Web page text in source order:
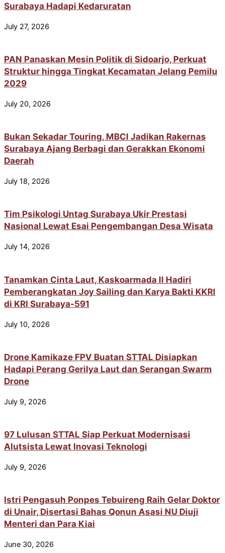
Surabaya Hadapi Kedaruratan
July 27, 2026
PAN Panaskan Mesin Politik di Sidoarjo, Perkuat
Struktur hingga Tingkat Kecamatan Jelang Pemilu
2029
July 20, 2026
Bukan Sekadar Touring, MBCI Jadikan Rakernas
Surabaya Ajang Berbagi dan Gerakkan Ekonomi
Daerah
July 18, 2026
Tim Psikologi Untag Surabaya Ukir Prestasi
Nasional Lewat Esai Pengembangan Desa Wisata
July 14, 2026
Tanamkan Cinta Laut, Kaskoarmada II Hadiri
Pemberangkatan Joy Sailing dan Karya Bakti KKRI
di KRI Surabaya-591
July 10, 2026
Drone Kamikaze FPV Buatan STTAL Disiapkan
Hadapi Perang Gerilya Laut dan Serangan Swarm
Drone
July 9, 2026
97 Lulusan STTAL Siap Perkuat Modernisasi
Alutsista Lewat Inovasi Teknologi
July 9, 2026
Istri Pengasuh Ponpes Tebuireng Raih Gelar Doktor
di Unair, Disertasi Bahas Qonun Asasi NU Diuji
Menteri dan Para Kiai
June 30, 2026